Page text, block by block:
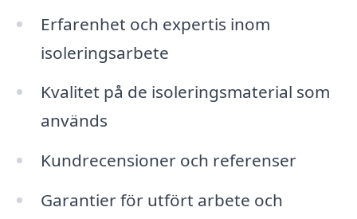
Erfarenhet och expertis inom
isoleringsarbete
Kvalitet på de isoleringsmaterial som
används
Kundrecensioner och referenser
Garantier för utfört arbete och